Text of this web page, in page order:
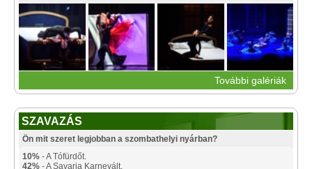
További galériák
SZAVAZÁS
Ön mit szeret legjobban a szombathelyi nyárban?
10% - A Tófürdőt.
42% - A Savaria Karnevált.